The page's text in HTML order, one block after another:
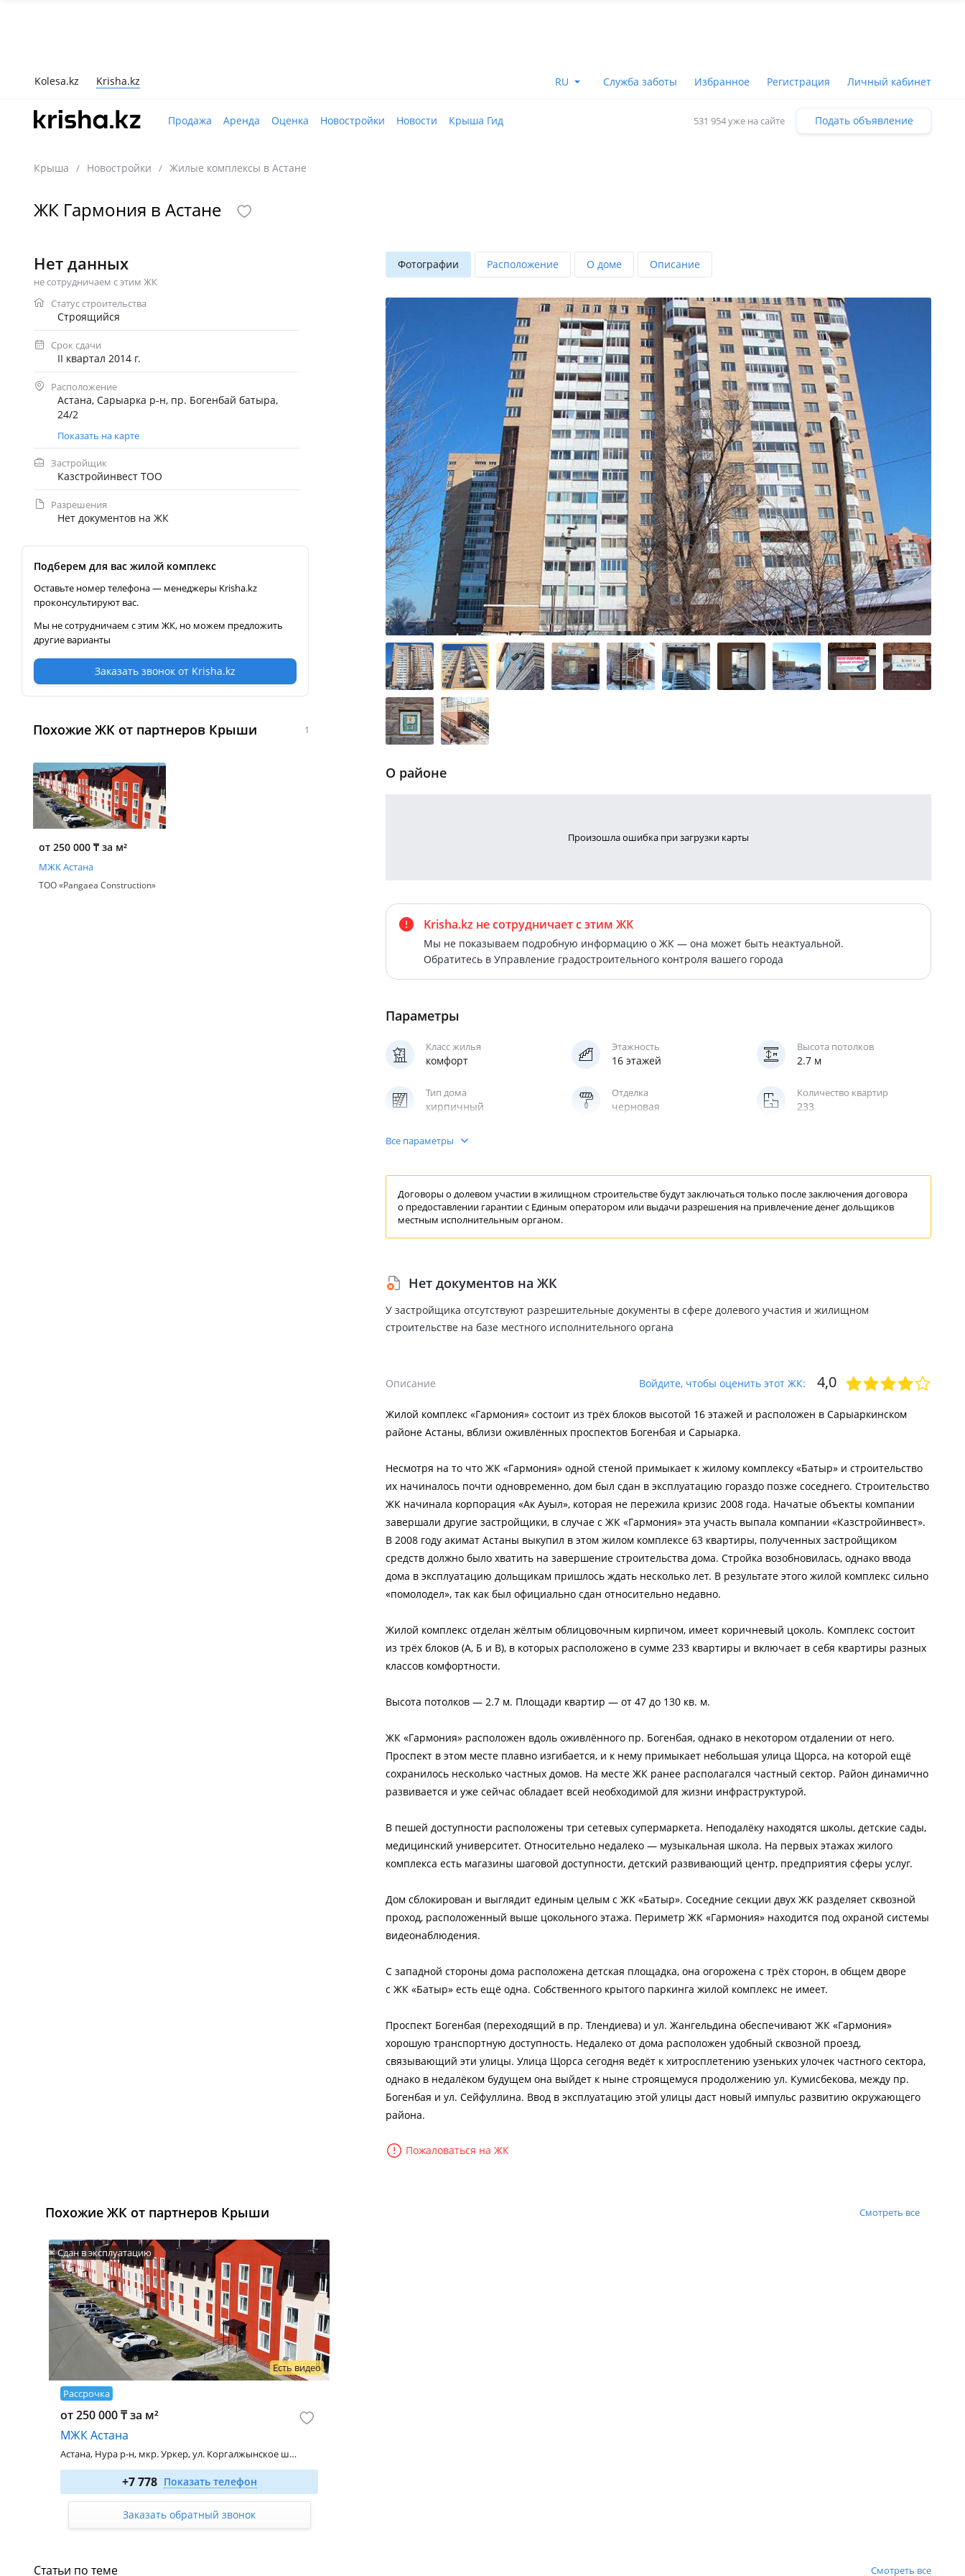
Kolesa.kz Krisha.kz RU Служба заботы Избранное Регистрация Личный кабинет
Продажа Аренда Оценка Новостройки Новости Крыша Гид 531 954 уже на сайте Подать объявление
Крыша / Новостройки / Жилые комплексы в Астане
ЖК Гармония в Астане
Нет данных
не сотрудничаем с этим ЖК
Статус строительства
Строящийся
Срок сдачи
II квартал 2014 г.
Расположение
Астана, Сарыарка р-н, пр. Богенбай батыра,
24/2
Показать на карте
Застройщик
Казстройинвест ТОО
Разрешения
Нет документов на ЖК
Подберем для вас жилой комплекс
Оставьте номер телефона — менеджеры Krisha.kz
проконсультируют вас.
Мы не сотрудничаем с этим ЖК, но можем предложить
другие варианты
Заказать звонок от Krisha.kz
Похожие ЖК от партнеров Крыши 1
от 250 000 ₸ за м²
МЖК Астана
ТОО «Pangaea Construction»
Фотографии Расположение О доме Описание
О районе
Произошла ошибка при загрузки карты
Krisha.kz не сотрудничаетс этим ЖК
Мы не показываем подробную информацию о ЖК — она может быть неактуальной.
Обратитесь в Управление градостроительного контроля вашего города
Параметры
Класс жилья
комфорт
Этажность
16 этажей
Высота потолков
2.7 м
Тип дома
кирпичный
Отделка
черновая
Количество квартир
233
Паркинг
Все параметры
Договоры о долевом участии в жилищном строительстве будут заключаться только после заключения договора
о предоставлении гарантиис Единым оператором или выдачи разрешения на привлечениеденег дольщиков
местным исполнительным органом.
Нет документов на ЖК
У застройщика отсутствуют разрешительные документы в сфере долевого участия и жилищном
строительстве на базе местного исполнительного органа
Описание Войдите, чтобы оценить этот ЖК: 4,0
Жилой комплекс «Гармония» состоит из трёх блоков высотой 16 этажей и расположен в Сарыаркинском
районе Астаны, вблизи оживлённых проспектов Богенбая и Сарыарка.
Несмотря на то что ЖК «Гармония» одной стеной примыкает к жилому комплексу «Батыр» и строительство
их начиналось почти одновременно, дом был сдан в эксплуатацию гораздо позже соседнего. Строительство
ЖК начинала корпорация «Ак Ауыл», которая не пережила кризис 2008 года. Начатые объекты компании
завершали другие застройщики, в случае с ЖК «Гармония» эта участь выпала компании «Казстройинвест».
В 2008 году акимат Астаны выкупил в этом жилом комплексе 63 квартиры, полученных застройщиком
средств должно было хватить на завершение строительства дома. Стройка возобновилась, однако ввода
дома в эксплуатацию дольщикам пришлось ждать несколько лет. В результате этого жилой комплекс сильно
«помолодел», так как был официально сдан относительно недавно.
Жилой комплекс отделан жёлтым облицовочным кирпичом, имеет коричневый цоколь. Комплекс состоит
из трёх блоков (А, Б и В), в которых расположено в сумме 233 квартиры и включает в себя квартиры разных
классов комфортности.
Высота потолков — 2.7 м. Площади квартир — от 47 до 130 кв. м.
ЖК «Гармония» расположен вдоль оживлённого пр. Богенбая, однако в некотором отдалении от него.
Проспект в этом месте плавно изгибается, и к нему примыкает небольшая улица Щорса, на которой ещё
сохранилось несколько частных домов. На месте ЖК ранее располагался частный сектор. Район динамично
развивается и уже сейчас обладает всей необходимой для жизни инфраструктурой.
В пешей доступности расположены три сетевых супермаркета. Неподалёку находятся школы, детские сады,
медицинский университет. Относительно недалеко — музыкальная школа. На первых этажах жилого
комплекса есть магазины шаговой доступности, детский развивающий центр, предприятия сферы услуг.
Дом сблокирован и выглядит единым целым с ЖК «Батыр». Соседние секции двух ЖК разделяет сквозной
проход, расположенный выше цокольного этажа. Периметр ЖК «Гармония» находится под охраной системы
видеонаблюдения.
С западной стороны дома расположена детская площадка, она огорожена с трёх сторон, в общем дворе
с ЖК «Батыр» есть ещё одна. Собственного крытого паркинга жилой комплекс не имеет.
Проспект Богенбая (переходящий в пр. Тлендиева) и ул. Жангельдина обеспечивают ЖК «Гармония»
хорошую транспортную доступность. Недалеко от дома расположен удобный сквозной проезд,
связывающий эти улицы. Улица Щорса сегодня ведёт к хитросплетению узеньких улочек частного сектора,
однако в недалёком будущем она выйдет к ныне строящемуся продолжению ул. Кумисбекова, между пр.
Богенбая и ул. Сейфуллина. Ввод в эксплуатацию этой улицы даст новый импульс развитию окружающего
района.
Пожаловаться на ЖК
Похожие ЖК от партнеров Крыши Смотреть все
Сдан в эксплуатацию
Есть видео
Рассрочка
от 250 000 ₸ за м²
МЖК Астана
Астана, Нура р-н, мкр. Уркер, ул. Коргалжынское шоссе - ул. Укили Ыбырай, 15
1-комн. 27.4 м²
от 8 500 000
2-комн. 44.4 м²
от 11 100 000 ₸
+7 778 Показать телефон
Заказать обратный звонок
Статьи по теме Смотреть все